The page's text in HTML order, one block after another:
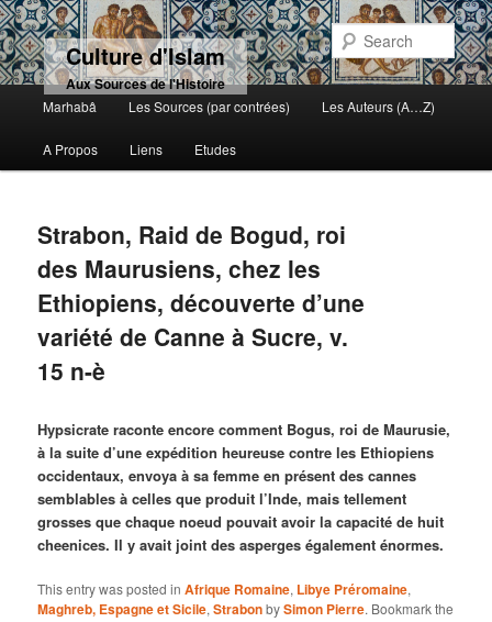
Culture d'Islam
Aux Sources de l'Histoire
Main menu
Skip to primary content
Skip to secondary content
Marhabâ Les Sources (par contrées) Les Auteurs (A…Z)
A Propos Liens Etudes
Strabon, Raid de Bogud, roi
des Maurusiens, chez les
Ethiopiens, découverte d’une
variété de Canne à Sucre, v.
15 n-è
Hypsicrate raconte encore comment Bogus, roi de Maurusie,
à la suite d’une expédition heureuse contre les Ethiopiens
occidentaux, envoya à sa femme en présent des cannes
semblables à celles que produit l’Inde, mais tellement
grosses que chaque noeud pouvait avoir la capacité de huit
cheenices. Il y avait joint des asperges également énormes.
This entry was posted inAfrique Romaine, Libye Préromaine,
Maghreb, Espagne et Sicile,StrabonbySimon Pierre. Bookmark the